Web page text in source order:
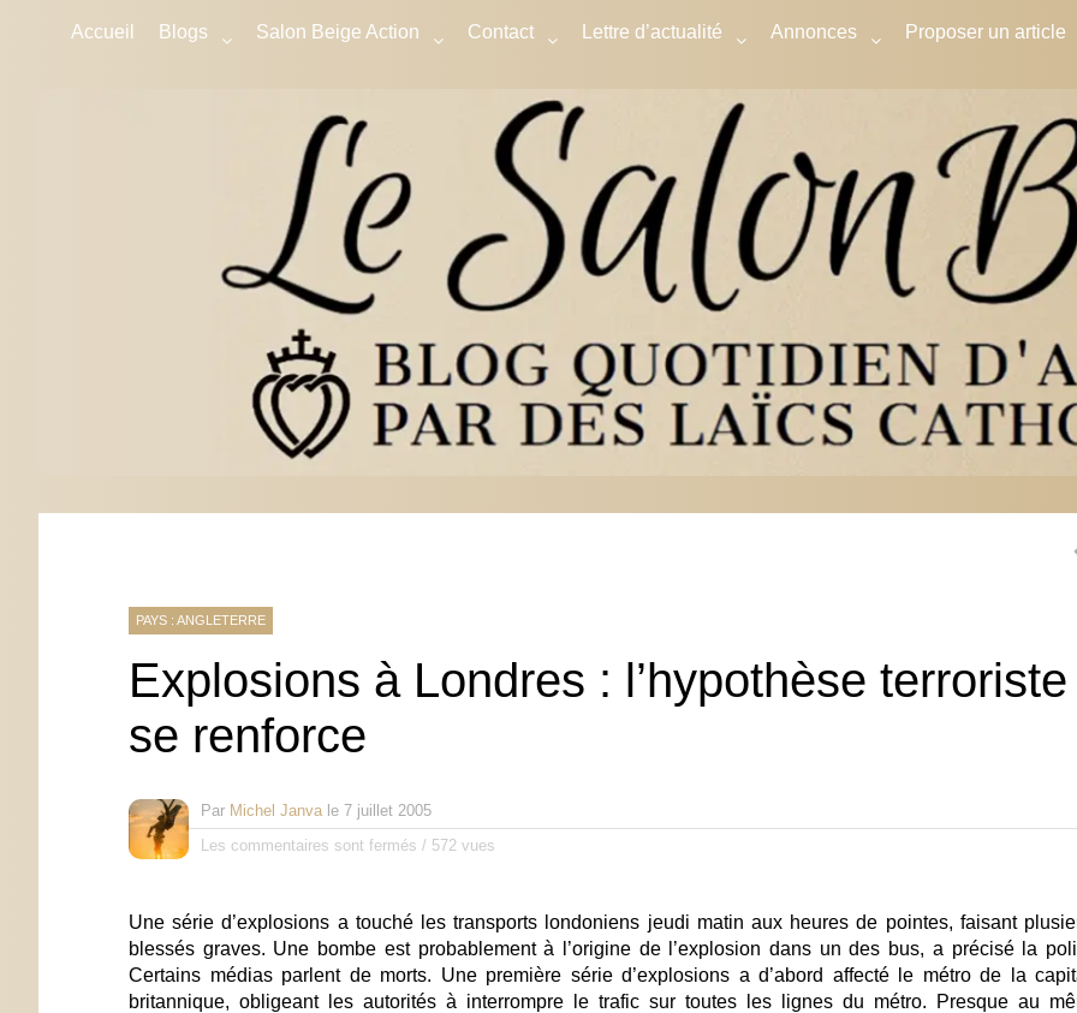
Accueil Blogs Salon Beige Action Contact Lettre d’actualité Annonces Proposer un article
PAYS : ANGLETERRE
Explosions à Londres : l’hypothèse terroriste
se renforce
Par Michel Janva le 7 juillet 2005
Les commentaires sont fermés / 572 vues
Une série d’explosions a touché les transports londoniens jeudi matin aux heures de pointes, faisant
blessés graves. Une bombe est probablement à l’origine de l’explosion dans un des bus, a précisé la
Certains médias parlent de morts. Une première série d’explosions a d’abord affecté le métrode la
britannique, obligeant les autorités à interrompre le trafic sur toutes les lignes du métro. Presque au